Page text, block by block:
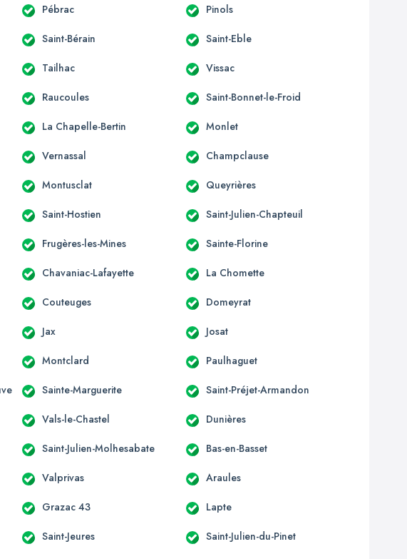
Pébrac Pinols
Saint-Bérain Saint-Eble
Tailhac Vissac
Raucoules Saint-Bonnet-le-Froid
La Chapelle-Bertin Monlet
Vernassal Champclause
Montusclat Queyrières
Saint-Hostien Saint-Julien-Chapteuil
Frugères-les-Mines Sainte-Florine
Chavaniac-Lafayette La Chomette
Couteuges Domeyrat
Jax Josat
Montclard Paulhaguet
Sainte-Marguerite Saint-Préjet-Armandon
Vals-le-Chastel Dunières
Saint-Julien-Molhesabate Bas-en-Basset
Valprivas Araules
Grazac 43 Lapte
Saint-Jeures Saint-Julien-du-Pinet